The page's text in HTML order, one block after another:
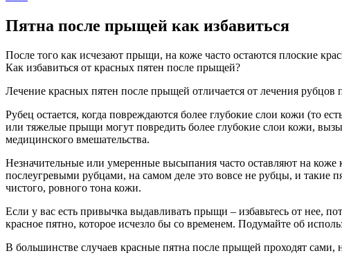
Пятна после прыщей как избавиться
После того как исчезают прыщи, на коже часто остаются плоские
Как избавиться от красных пятен после прыщей?
Лечение красных пятен после прыщей отличается от лечения рубцов
Рубец остается, когда повреждаются более глубокие слои кожи (то
или тяжелые прыщи могут повредить более глубокие слои кожи,
медицинского вмешательства.
Незначительные или умеренные высыпания часто оставляют на
послеугревыми рубцами, на самом деле это вовсе не рубцы, и такие
чистого, ровного тона кожи.
Если у вас есть привычка выдавливать прыщи – избавьтесь от нее,
красное пятно, которое исчезло бы со временем. Подумайте об
В большинстве случаев красные пятна после прыщей проходят сами,